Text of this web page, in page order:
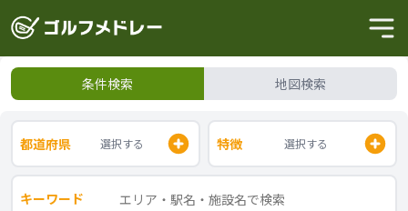
条件検索 地図検索
都道府県 選択する 特徴 選択する
キーワード